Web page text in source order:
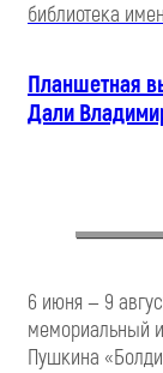
библиотека
Планшетная
Дали
6 июня — 9
мемориальный
Пушкина